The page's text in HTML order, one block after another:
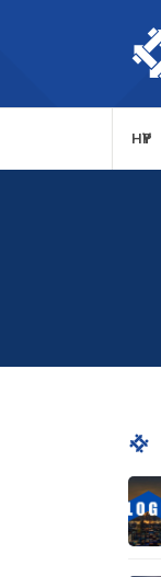
НҮҮР